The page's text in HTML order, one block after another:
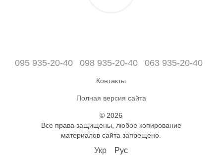
095 935-20-40 098 935-20-40 063 935-20-40
Контакты
Полная версия сайта
© 2026
Все права защищены, любое копирование
материалов сайта запрещено.
Укр Рус